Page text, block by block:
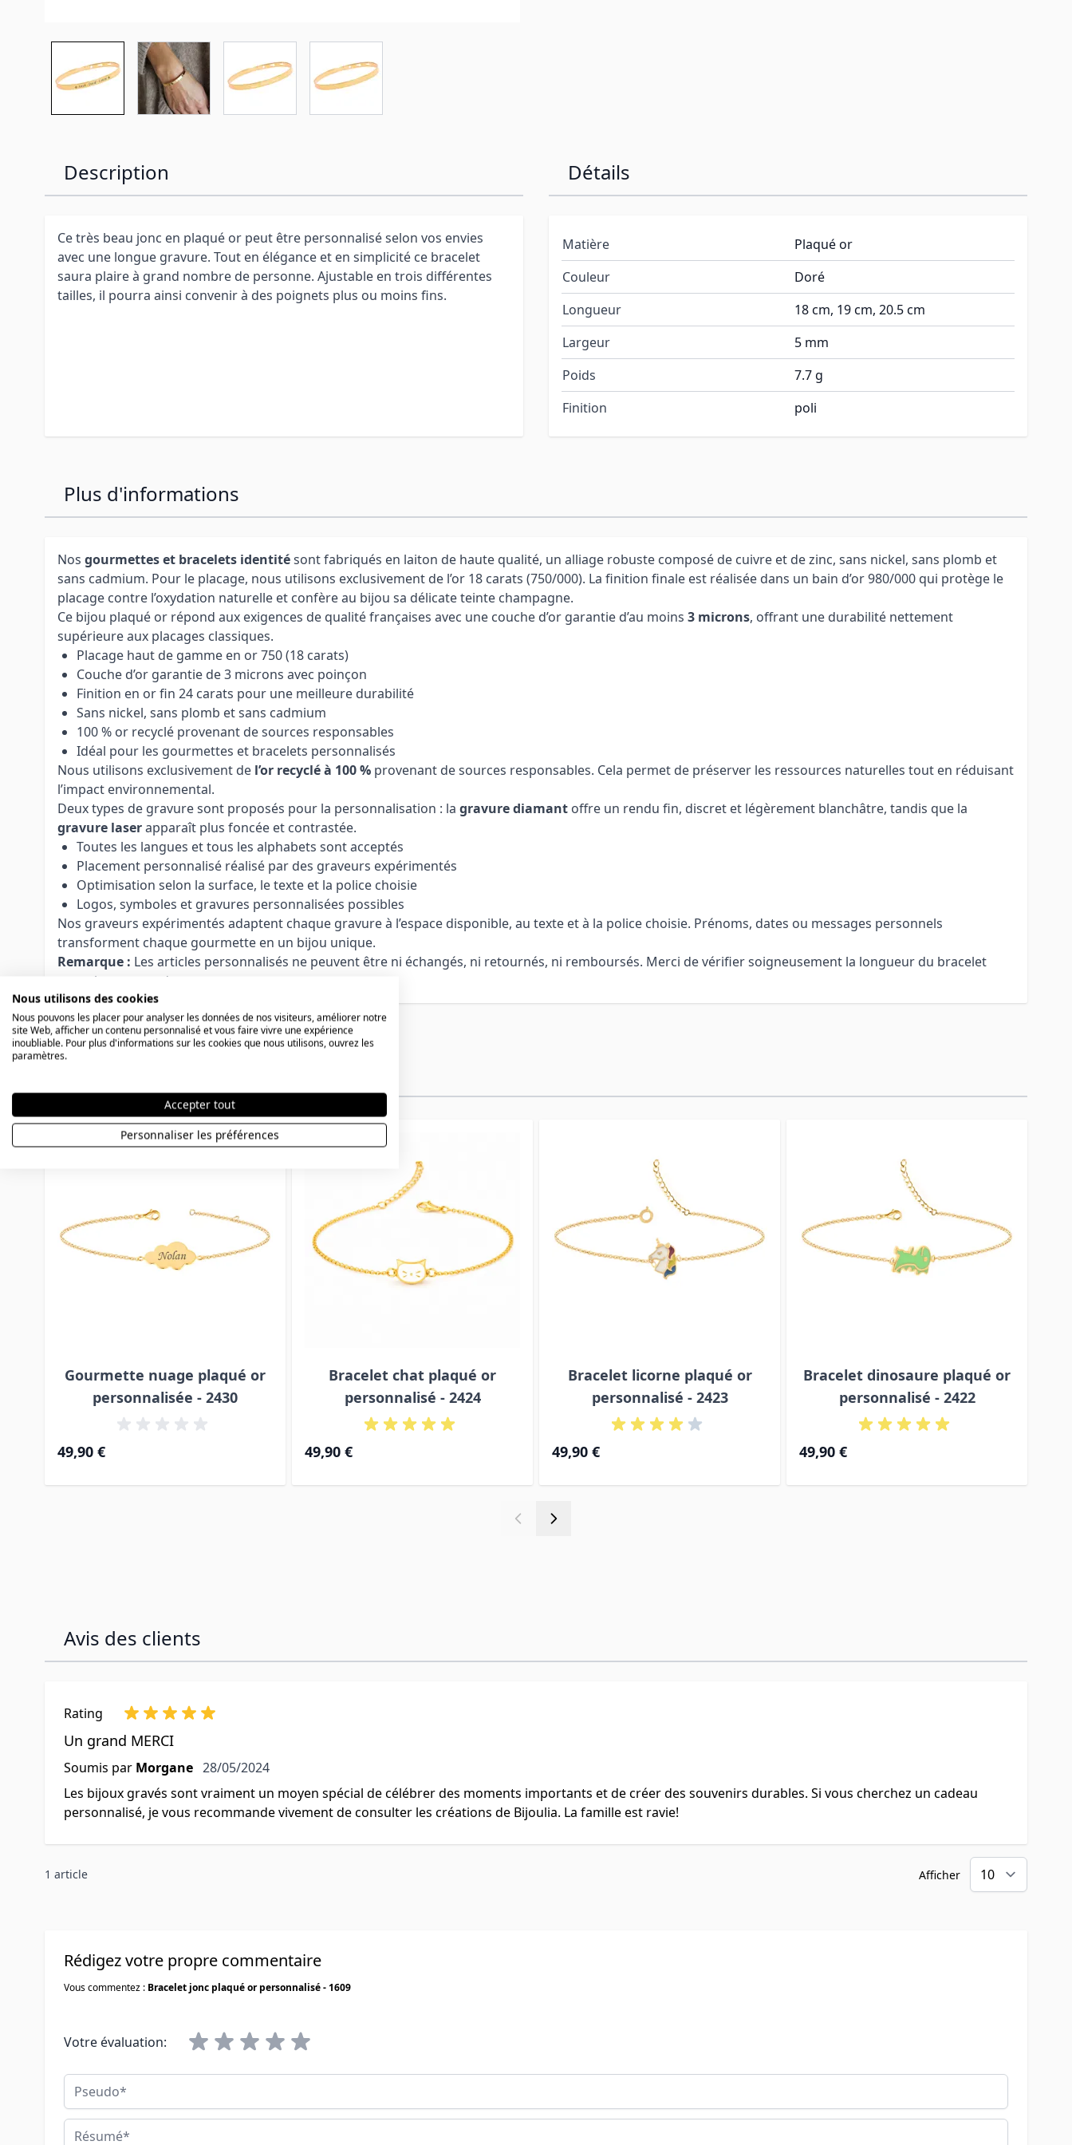
Description
Ce très beau jonc en plaqué or peut être personnalisé selon vos envies
avec une longue gravure. Tout en élégance et en simplicité ce bracelet
saura plaire à grand nombre de personne. Ajustable en trois différentes
tailles, il pourra ainsi convenir à des poignets plus ou moins fins.
Détails
Matière
Plaqué or
Couleur
Doré
Longueur
18 cm, 19 cm, 20.5 cm
Largeur
5 mm
Poids
7.7 g
Finition
poli
Plus d'informations
Nos gourmettes et bracelets identitésont fabriqués en laiton de haute qualité, un alliage robuste composé de cuivre et de zinc, sans nickel, sans plomb et
sans cadmium. Pour le placage, nous utilisons exclusivement de l’or 18 carats (750/000). La finition finale est réalisée dans un bain d’or 980/000 qui protège le
placage contre l’oxydation naturelle et confère au bijou sa délicate teinte champagne.
Ce bijou plaqué or répond aux exigences de qualité françaises avec une couche d’or garantie d’au moins 3 microns, offrant une durabilité nettement
supérieure aux placages classiques.
Placage haut de gamme en or 750 (18 carats)
Couche d’or garantie de 3 microns avec poinçon
Finition en or fin 24 carats pour une meilleure durabilité
Sans nickel, sans plomb et sans cadmium
100 % or recyclé provenant de sources responsables
Idéal pour les gourmettes et bracelets personnalisés
Nous utilisons exclusivement de l’or recyclé à 100 % provenant de sources responsables. Cela permet de préserver les ressources naturelles tout en réduisant
l’impact environnemental.
Deux types de gravure sont proposés pour la personnalisation : la gravure diamant offre un rendu fin, discret et légèrement blanchâtre, tandis que la
gravure laserapparaît plus foncée et contrastée.
Toutes les langues et tous les alphabets sont acceptés
Placement personnalisé réalisé par des graveurs expérimentés
Optimisation selon la surface, le texte et la police choisie
Logos, symboles et gravures personnalisées possibles
Nos graveurs expérimentés adaptent chaque gravure à l’espace disponible, au texte et à la police choisie. Prénoms, dates ou messages personnels
transforment chaque gourmette en un bijou unique.
Remarque : Les articles personnalisés ne peuvent être ni échangés, ni retournés, ni remboursés. Merci de vérifier soigneusement la longueur du bracelet
avant la commande.
Press to skip carousel
Gourmette nuage plaqué or
personnalisée - 2430
49,90 €
Bracelet chat plaqué or
personnalisé - 2424
49,90 €
Bracelet licorne plaqué or
personnalisé - 2423
49,90 €
Bracelet dinosaure plaqué or
personnalisé - 2422
49,90 €
Avis des clients
Rating
Un grand MERCI
Soumis par Morgane 28 mai 2024
28/05/2024
Les bijoux gravés sont vraiment un moyen spécial de célébrer des moments importants et de créer des souvenirs durables. Si vous cherchez un cadeau
personnalisé, je vous recommande vivement de consulter les créations de Bijoulia. La famille est ravie!
1 article Afficher
Rédigez votre propre commentaire
Vous commentez : Bracelet jonc plaqué or personnalisé - 1609
Votre évaluation:
Pseudo
Résumé
Nous utilisons des cookies
Nous pouvons les placer pour analyser les données de nos visiteurs, améliorer notre
site Web, afficher un contenu personnalisé et vous faire vivre une expérience
inoubliable. Pour plus d'informations sur les cookies que nous utilisons, ouvrez les
paramètres.
Accepter tout
Personnaliser les préférences